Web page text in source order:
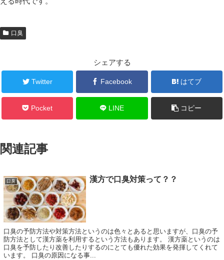
口臭
シェアする
Twitter Facebook はてブ
Pocket LINE コピー
関連記事
口臭 漢方で口臭対策って？？
口臭の予防方法や対策方法というのは色々とあると思いますが、口臭の予
防方法として漢方薬を利用するという方法もあります。 漢方薬というのは
口臭を予防したり改善したりするのにとても優れた効果を発揮してくれて
います。 口臭の原因になる事...